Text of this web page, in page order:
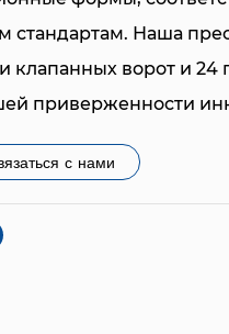
стандартам. Наша
клапанных ворот и 24
приверженности
эффективную
заключается в
с нами